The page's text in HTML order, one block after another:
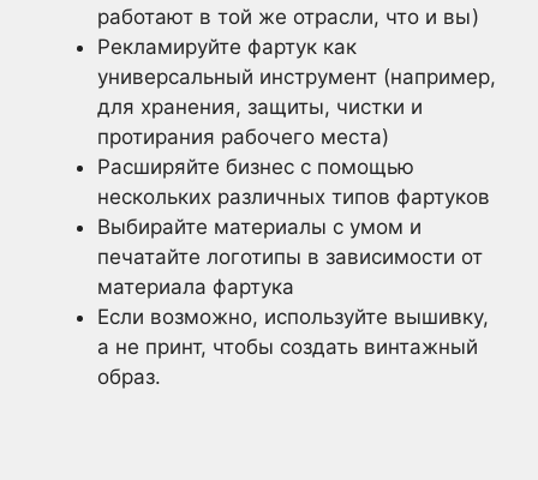
работают в той же отрасли, что и вы)
Рекламируйте фартук как
универсальный инструмент (например,
для хранения, защиты, чистки и
протирания рабочего места)
Расширяйте бизнес с помощью
нескольких различных типов фартуков
Выбирайте материалы с умом и
печатайте логотипы в зависимости от
материала фартука
Если возможно, используйте вышивку,
а не принт, чтобы создать винтажный
образ.